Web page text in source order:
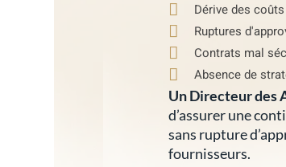
Dérive des
Ruptures
Contrats mal
Absence de
Un Directeur des
d’assurer une
sans rupture
fournisseurs.